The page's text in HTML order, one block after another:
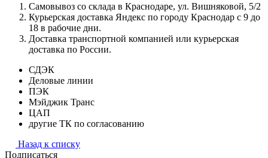
Самовывоз со склада в Краснодаре, ул. Вишняковой, 5/2
Курьерская доставка Яндекс по городу Краснодар с 9 до
18 в рабочие дни.
Доставка транспортной компанией или курьерская
доставка по России.
СДЭК
Деловые линии
ПЭК
Мэйджик Транс
ЦАП
другие ТК по согласованию
Назад к списку
Подписаться